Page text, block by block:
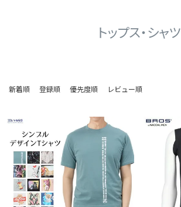
トップス・シャツ
新着順 登録順 優先度順 レビュー順